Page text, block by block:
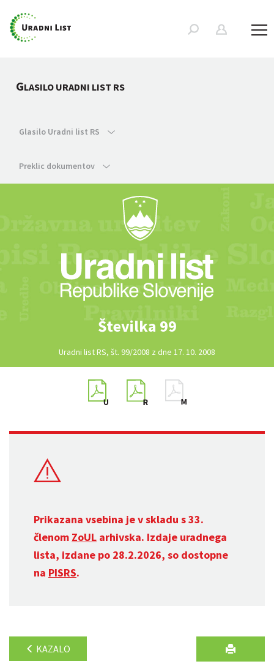
GLASILO URADNI LIST RS
Glasilo Uradni list RS
Preklic dokumentov
Številka 99
Uradni list RS, št. 99/2008 z dne 17. 10. 2008
Prikazana vsebina je v skladu s 33.
členom ZoUL arhivska. Izdaje uradnega
lista, izdane po 28.2.2026, so dostopne
na PISRS.
KAZALO